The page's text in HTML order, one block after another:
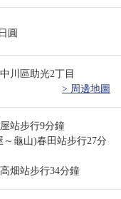
日圓
川區助光2丁目
> 周邊地圖
站步行9分鐘
～龜山)春田站步行27分
畑站步行34分鐘